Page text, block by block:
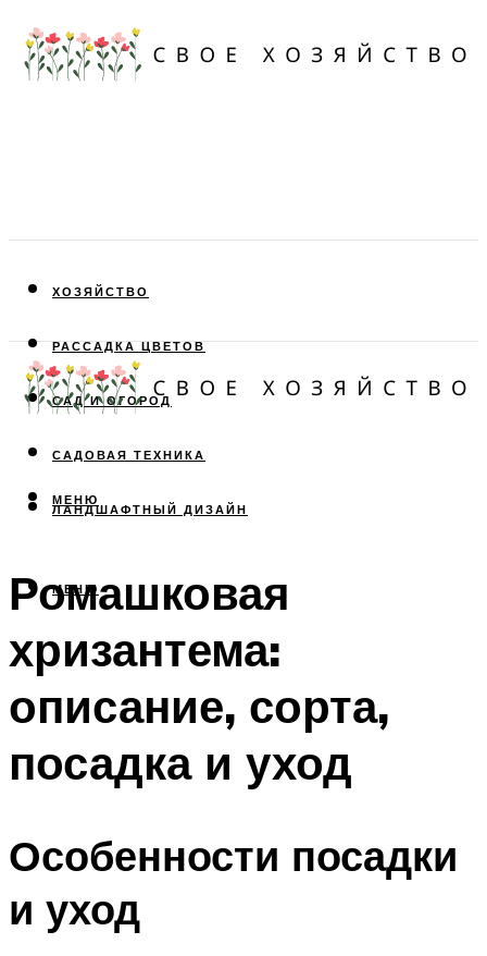
ХОЗЯЙСТВО
РАССАДКА ЦВЕТОВ
САД И ОГОРОД
САДОВАЯ ТЕХНИКА
ЛАНДШАФТНЫЙ ДИЗАЙН
МЕНЮ
МЕНЮ
Ромашковая
хризантема:
описание, сорта,
посадка и уход
Особенности посадки
и уход